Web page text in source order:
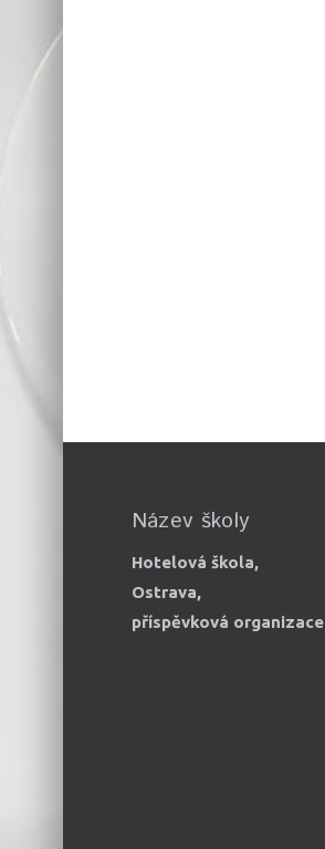
Název školy
Hotelová škola,
Ostrava,
příspěvková organizace